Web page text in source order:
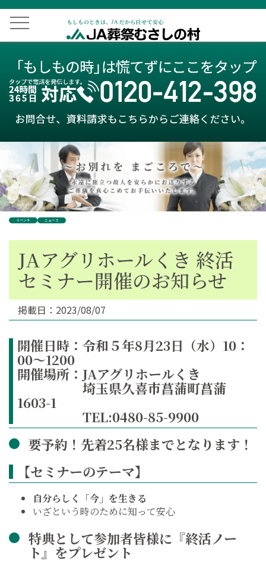
イベント ニュース
JAアグリホールくき 終活
セミナー開催のお知らせ
掲載日：2023/08/07
開催日時：令和５年8月23日（水）10：
00～1200
開催場所：JAアグリホールくき
埼玉県久喜市菖蒲町菖蒲
1603-1
TEL:0480-85-9900
要予約！先着25名様までとなります！
【セミナーのテーマ】
自分らしく「今」を生きる
いざという時のために知って安心
特典として参加者皆様に『終活ノー
ト』をプレゼント